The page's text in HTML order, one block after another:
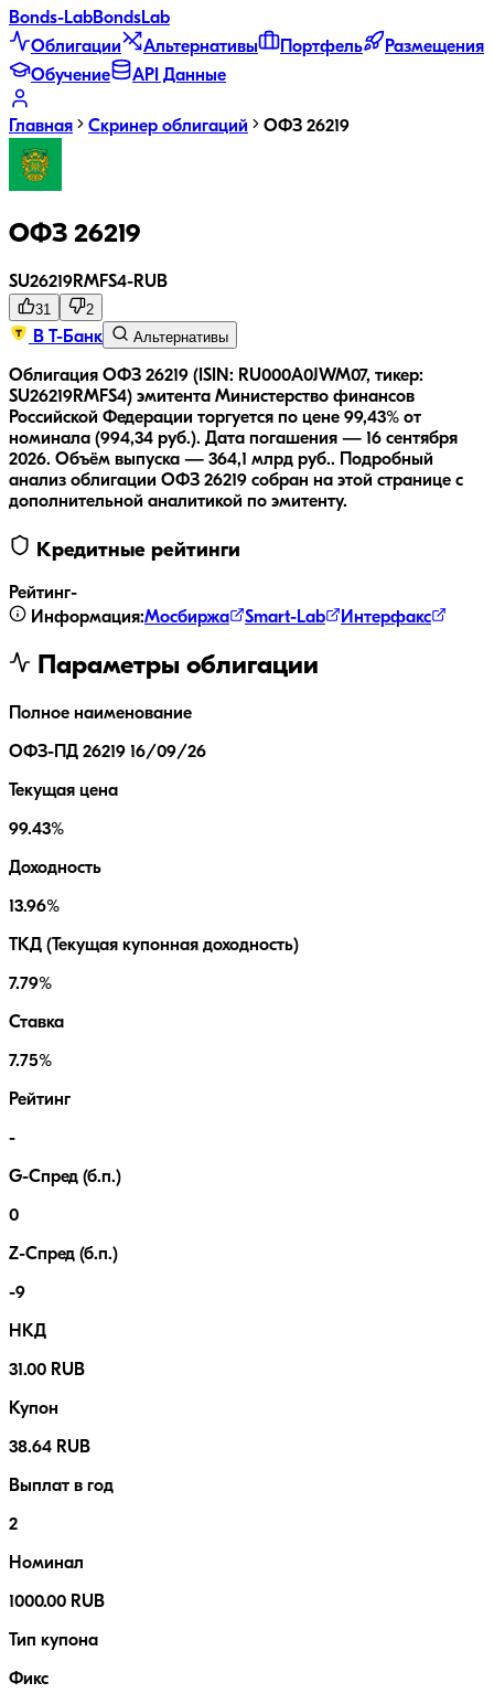
Bonds-LabBondsLab
Облигации
Альтернативы Портфель
Размещения
Обучение
API Данные
Главная Скринер облигаций ОФЗ 26219
ОФЗ 26219
SU26219RMFS4-RUB
31 2
В Т-Банк Альтернативы
Облигация ОФЗ 26219 (ISIN: RU000A0JWM07, тикер:
SU26219RMFS4) эмитента Министерство финансов
Российской Федерации торгуется по цене 99,43% от
номинала (994,34 руб.). Дата погашения — 16 сентября
2026. Объём выпуска — 364,1 млрд руб..
Подробный
анализ облигации ОФЗ 26219 собран на этой странице с
дополнительной аналитикой по эмитенту.
Кредитные рейтинги
Рейтинг-
Информация:Мосбиржа Smart-Lab Интерфакс
Параметры облигации
Полное наименование
ОФЗ-ПД 26219 16/09/26
Текущая цена
99.43%
Доходность
13.96%
ТКД (Текущая купонная доходность)
7.79%
Ставка
7.75%
Рейтинг
-
G-Спред (б.п.)
0
Z-Спред (б.п.)
-9
НКД
31.00 RUB
Купон
38.64 RUB
Выплат в год
2
Номинал
1000.00 RUB
Тип купона
Фикс